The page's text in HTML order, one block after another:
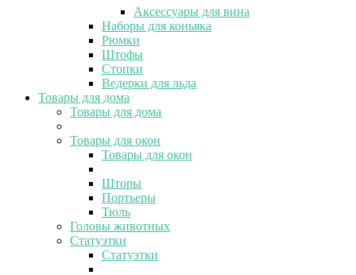
Аксессуары для вина
Наборы для коньяка
Рюмки
Штофы
Стопки
Ведерки для льда
Товары для дома
Товары для дома
Товары для окон
Товары для окон
Шторы
Портьеры
Тюль
Головы животных
Статуэтки
Статуэтки